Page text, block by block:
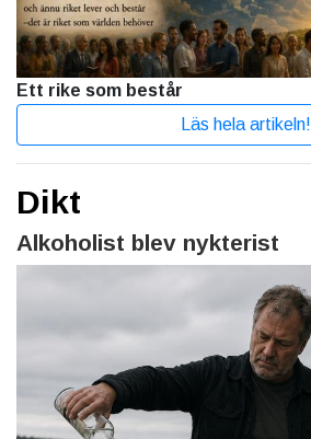
Ett rike som består
Läs hela artikeln!
Dikt
Alkoholist blev nykterist